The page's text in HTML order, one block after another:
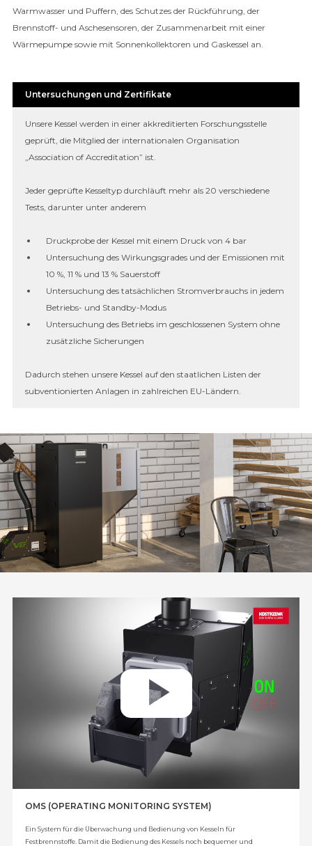
Warmwasser und Puffern, des Schutzes der Rückführung, der
Brennstoff- und Aschesensoren, der Zusammenarbeit mit einer
Wärmepumpe sowie mit Sonnenkollektoren und Gaskessel an.
Untersuchungen und Zertifikate
Unsere Kessel werden in einer akkreditierten Forschungsstelle
geprüft, die Mitglied der internationalen Organisation
„Association of Accreditation” ist.
Jeder geprüfte Kesseltyp durchläuft mehr als 20 verschiedene
Tests, darunter unter anderem
Druckprobe der Kessel mit einem Druck von 4 bar
Untersuchung des Wirkungsgrades und der Emissionen mit
10 %, 11 % und 13 % Sauerstoff
Untersuchung des tatsächlichen Stromverbrauchs in jedem
Betriebs- und Standby-Modus
Untersuchung des Betriebs im geschlossenen System ohne
zusätzliche Sicherungen
Dadurch stehen unsere Kessel auf den staatlichen Listen der
subventionierten Anlagen in zahlreichen EU-Ländern.
OMS (OPERATING MONITORING SYSTEM)
Ein System für die Überwachung und Bedienung von Kesseln für
Festbrennstoffe. Damit die Bedienung des Kessels noch bequemer und